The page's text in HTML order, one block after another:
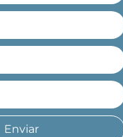
Enviar